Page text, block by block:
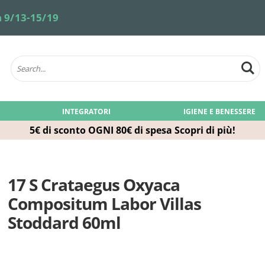
5€ di sconto OGNI 80€ di spesa Scopri di più!
9/13-15/19
INTEGRATORI IGIENE E BENESSERE
17 S Crataegus Oxyaca
Compositum Labor Villas
Stoddard 60ml